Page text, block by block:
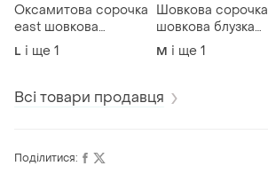
Оксамитова сорочка
east шовкова
сорочка жіночий
одяг оксамит шовк
блуза
L і ще 1
Шовкова сорочка
шовкова блузка
жіночий одяг шовк
сорочка блуза
M і ще 1
Всі товари продавця
Поділитися: